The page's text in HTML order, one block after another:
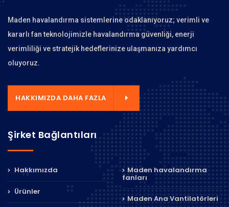
Maden havalandırma sistemlerine odaklanıyoruz; verimli ve
kararlı fan teknolojimizle havalandırma güvenliği, enerji
verimliliği ve stratejik hedeflerinize ulaşmanıza yardımcı
oluyoruz.
HAKKIMIZDA DAHA FAZLA
Şirket Bağlantıları
Hakkımızda
Ürünler
Maden havalandırma
fanları
Maden Ana Vantilatörleri